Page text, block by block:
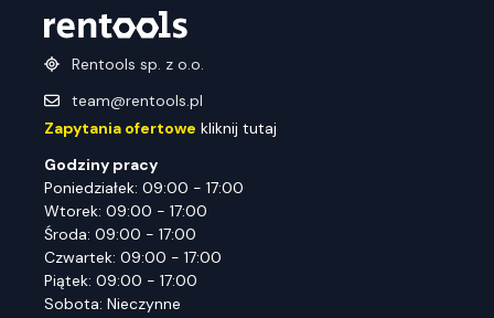
Rentools sp. z o.o.
team@rentools.pl
Zapytania ofertowe kliknij tutaj
Godziny pracy
Poniedziałek: 09:00 - 17:00
Wtorek: 09:00 - 17:00
Środa: 09:00 - 17:00
Czwartek: 09:00 - 17:00
Piątek: 09:00 - 17:00
Sobota: Nieczynne